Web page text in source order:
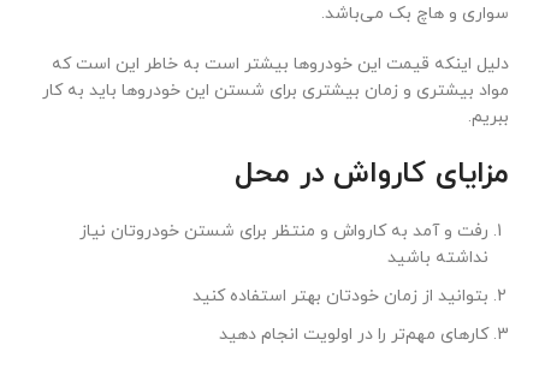
سواری و هاچ بک می‌باشد.
دلیل اینکه قیمت این خودروها بیشتر است به خاطر این است که
مواد بیشتری و زمان بیشتری برای شستن این خودروها باید به کار
ببریم.
مزایای کارواش در محل
رفت و آمد به کارواش و منتظر برای شستن خودروتان نیاز
نداشته باشید
بتوانید از زمان خودتان بهتر استفاده کنید
کارهای مهم‌تر را در اولویت انجام دهید